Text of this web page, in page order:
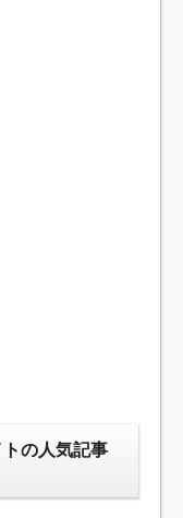
の人気記事